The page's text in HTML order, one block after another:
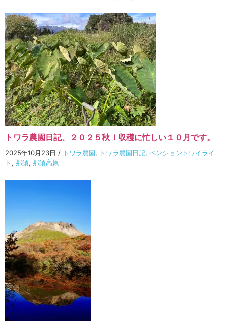
トワラ農園日記、２０２５秋！収穫に忙しい１０月です。
2025年10月23日 / トワラ農園, トワラ農園日記, ペンショントワイライ
ト , 那須, 那須高原